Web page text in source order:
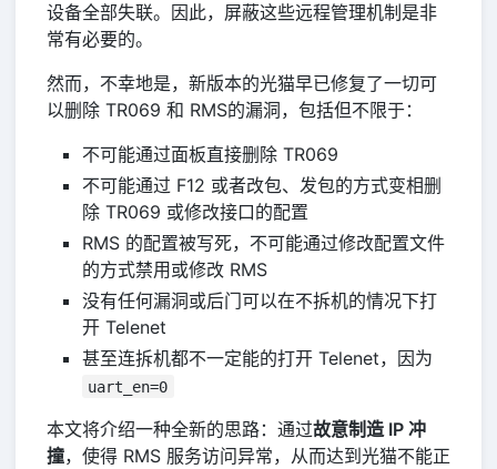
设备全部失联。因此，屏蔽这些远程管理机制是非
常有必要的。
然而，不幸地是，新版本的光猫早已修复了一切可
以删除 TR069 和 RMS的漏洞，包括但不限于：
不可能通过面板直接删除 TR069
不可能通过 F12 或者改包、发包的方式变相删
除 TR069 或修改接口的配置
RMS 的配置被写死，不可能通过修改配置文件
的方式禁用或修改 RMS
没有任何漏洞或后门可以在不拆机的情况下打
开 Telenet
甚至连拆机都不一定能的打开 Telenet，因为
uart_en=0
本文将介绍一种全新的思路：通过故意制造 IP 冲
撞，使得 RMS 服务访问异常，从而达到光猫不能正